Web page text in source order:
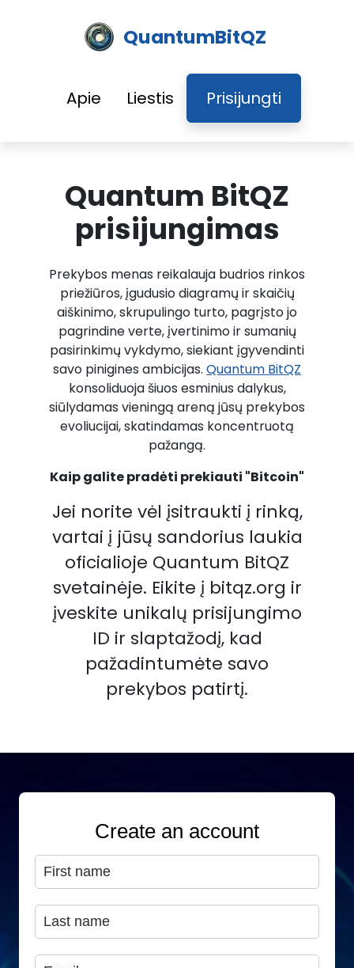
QuantumBitQZ
Apie Liestis Prisijungti
Quantum BitQZ
prisijungimas
Prekybos menas reikalauja budrios rinkos
priežiūros, įgudusio diagramų ir skaičių
aiškinimo, skrupulingo turto, pagrįsto jo
pagrindine verte, įvertinimo ir sumanių
pasirinkimų vykdymo, siekiant įgyvendinti
savo pinigines ambicijas. Quantum BitQZ
konsoliduoja šiuos esminius dalykus,
siūlydamas vieningą areną jūsų prekybos
evoliucijai, skatindamas koncentruotą
pažangą.
Kaip galite pradėti prekiauti "Bitcoin"
Jei norite vėl įsitraukti į rinką,
vartai į jūsų sandorius laukia
oficialioje Quantum BitQZ
svetainėje. Eikite į bitqz.org ir
įveskite unikalų prisijungimo
ID ir slaptažodį, kad
pažadintumėte savo
prekybos patirtį.